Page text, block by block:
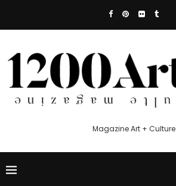
Magazine Art + Culture